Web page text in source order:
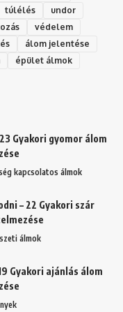
túlélés
undor
védelem
álom jelentése
épület álmok
Gyakori gyomor álom
kapcsolatos álmok
– 22 Gyakori szár
álmok
Gyakori ajánlás álom